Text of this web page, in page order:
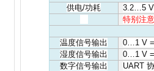
供电/功耗
3.2…5
特别注
温度信号输出
0…1 V
湿度信号输出
0…1 V
数字信号输出
UART